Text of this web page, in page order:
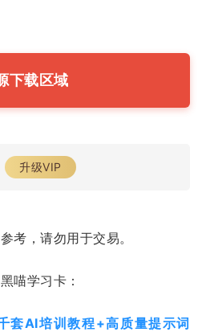
下载区域
升级VIP
考，请勿用于交易。
喵学习卡：
套AI培训教程+高质量提示词